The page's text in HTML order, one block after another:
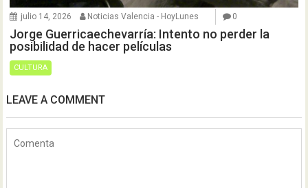
julio 14, 2026 Noticias Valencia - HoyLunes 0
Jorge Guerricaechevarría: Intento no perder la
posibilidad de hacer películas
CULTURA
LEAVE A COMMENT